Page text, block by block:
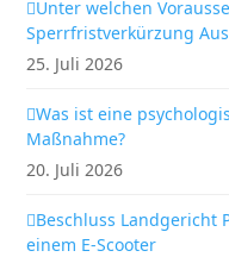
Unter welchen
Sperrfristverkürzung
25. Juli 2026
Was ist eine
Maßnahme?
20. Juli 2026
Beschluss Landgericht
einem E-Scooter